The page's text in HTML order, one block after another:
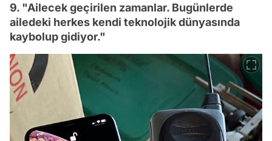
9. "Ailecek geçirilen zamanlar. Bugünlerde
ailedeki herkes kendi teknolojik dünyasında
kaybolup gidiyor."